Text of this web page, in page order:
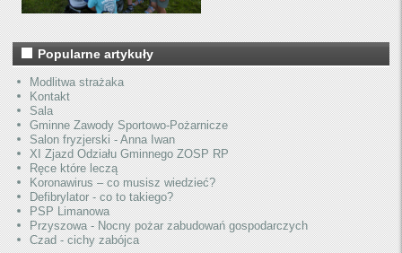
Popularne artykuły
Modlitwa strażaka
Kontakt
Sala
Gminne Zawody Sportowo-Pożarnicze
Salon fryzjerski - Anna Iwan
XI Zjazd Odziału Gminnego ZOSP RP
Ręce które leczą
Koronawirus – co musisz wiedzieć?
Defibrylator - co to takiego?
PSP Limanowa
Przyszowa - Nocny pożar zabudowań gospodarczych
Czad - cichy zabójca